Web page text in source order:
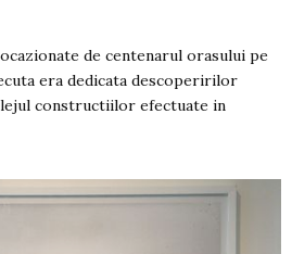
de centenarul orasului pe
era dedicata descoperirilor
constructiilor efectuate in